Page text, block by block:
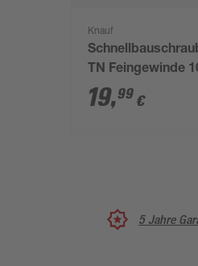
Knauf
TN Feingewinde
Stück 3,5 cm
19,99 €
5 Jahre